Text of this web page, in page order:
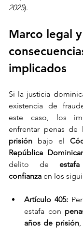
2025).
Marco legal
implicados
Si la justicia
existencia de
este caso, los
enfrentar penas de
prisión bajo el
República
delito de
confianza en los
Artículo 405:
estafa con
años de prisión